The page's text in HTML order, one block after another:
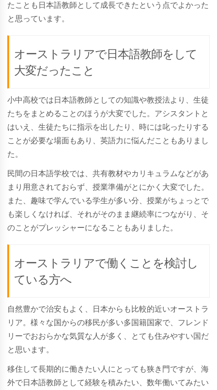
たことも日本語教師として成長できたという点でよかった
と思っています。
オーストラリアで日本語教師をして
大変だったこと
小中高校では日本語教師としての知識や教授法より、生徒
たちをまとめることのほうが大変でした。アシスタントと
はいえ、生徒たちに指示を出したり、時には叱ったりする
ことが必要な場面もあり、英語力に悩んだこともありまし
た。
民間の日本語学校では、共有教材やカリキュラムなどがあ
まり用意されておらず、授業準備がとにかく大変でした。
また、趣味で学んでいる学生が多い分、授業がちょっとで
も楽しくなければ、それがそのまま継続率につながり、そ
のことがプレッシャーになることもありました。
オーストラリアで働くことを検討し
ている方へ
自然豊かで治安もよく、日本からも比較的近いオーストラ
リア。様々な国からの移民が多い多国籍国家で、フレンド
リーでおおらかな気質な人が多く、とても住みやすい国だ
と思います。
移住して長期的に働きたい人にとっても狭き門ですが、海
外で日本語教師として経験を積みたい、数年働いてみたい